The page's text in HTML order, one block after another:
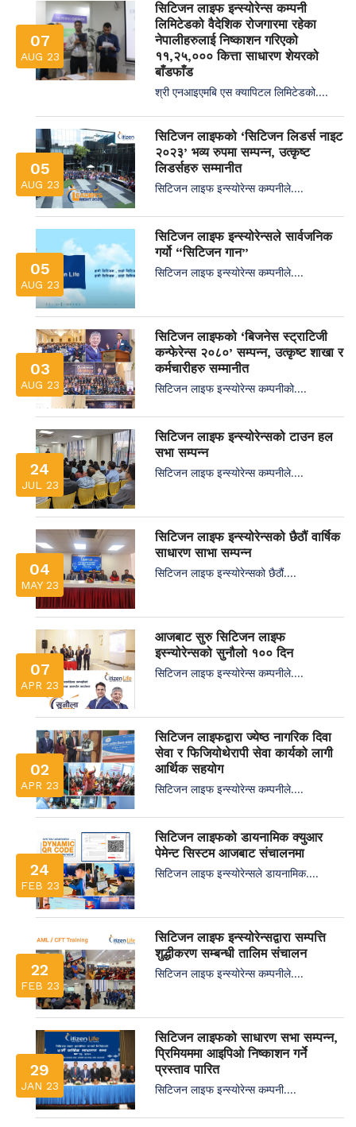
07
AUG 23
सिटिजन लाइफ इन्स्योरेन्स कम्पनी
लिमिटेडको वैदेशिक रोजगारमा रहेका
नेपालीहरुलाई निष्काशन गरिएको
११,२५,००० कित्ता साधारण शेयरको
बाँडफाँड
श्री एनआइएमबि एस क्यापिटल लिमिटेडको....
05
AUG 23
सिटिजन लाइफको ‘सिटिजन लिडर्स नाइट
२०२३’ भव्य रुपमा सम्पन्न, उत्कृष्ट
लिडर्सहरु सम्मानीत
सिटिजन लाइफ इन्स्योरेन्स कम्पनीले....
05
AUG 23
सिटिजन लाइफ इन्स्योरेन्सले सार्वजनिक
गर्यो “सिटिजन गान”
सिटिजन लाइफ इन्स्योरेन्स कम्पनीले....
03
AUG 23
सिटिजन लाइफको ‘बिजनेस स्ट्राटिजी
कन्फेरेन्स २०८०’ सम्पन्न, उत्कृष्ट शाखा र
कर्मचारीहरु सम्मानीत
सिटिजन लाइफ इन्स्योरेन्स कम्पनीको....
24
JUL 23
सिटिजन लाइफ इन्स्योरेन्सको टाउन हल
सभा सम्पन्न
सिटिजन लाइफ इन्स्योरेन्स कम्पनीले....
04
MAY 23
सिटिजन लाइफ इन्स्योरेन्सको छैठौं वार्षिक
साधारण साभा सम्पन्न
सिटिजन लाइफ इन्स्योरेन्सको छैठौं....
07
APR 23
आजबाट सुरु सिटिजन लाइफ
इस्न्योरेन्सको सुनौलो १०० दिन
सिटिजन लाइफ इन्स्योरेन्स कम्पनीले....
02
APR 23
सिटिजन लाइफद्वारा ज्येष्ठ नागरिक दिवा
सेवा र फिजियोथेरापी सेवा कार्यको लागी
आर्थिक सहयोग
सिटिजन लाइफ इन्स्योरेन्स कम्पनीले....
24
FEB 23
सिटिजन लाइफको डायनामिक क्युआर
पेमेन्ट सिस्टम आजबाट संचालनमा
सिटिजन लाइफ इन्स्योरेन्सले डायनामिक....
22
FEB 23
सिटिजन लाइफ इन्स्योरेन्सद्वारा सम्पत्ति
शुद्धीकरण सम्बन्धी तालिम संचालन
सिटिजन लाइफ इन्स्योरेन्स कम्पनीले....
29
JAN 23
सिटिजन लाइफको साधारण सभा सम्पन्न,
प्रिमियममा आइपिओ निष्काशन गर्ने
प्रस्ताव पारित
सिटिजन लाइफ इन्स्योरेन्स कम्पनी....